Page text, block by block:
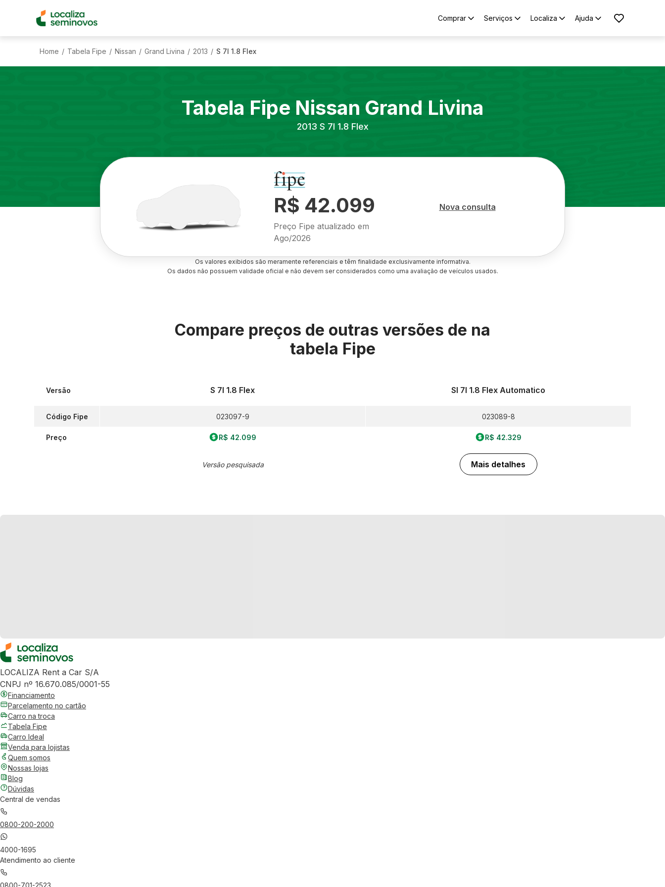
Comprar Serviços Localiza Ajuda
Home / Tabela Fipe / Nissan / Grand Livina / 2013 / S 7l 1.8 Flex
Tabela Fipe Nissan Grand Livina
2013 S 7l 1.8 Flex
R$ 42.099
Preço Fipe atualizado em
Ago/2026
Nova consulta
Os valores exibidos são meramente referenciais e têm finalidade exclusivamente informativa.
Os dados não possuem validade oficial e não devem ser considerados como uma avaliação de veículos usados.
Compare preços de outras versões de na
tabela Fipe
Versão
Código Fipe
Preço
S 7l 1.8 Flex
023097-9
R$ 42.099
Versão pesquisada
Sl 7l 1.8 Flex Automatico
023089-8
R$ 42.329
Mais detalhes
LOCALIZA Rent a Car S/A
CNPJ nº 16.670.085/0001-55
Financiamento
Parcelamento no cartão
Carro na troca
Tabela Fipe
Carro Ideal
Venda para lojistas
Quem somos
Nossas lojas
Blog
Dúvidas
Central de vendas
0800-200-2000
4000-1695
Atendimento ao cliente
0800-701-2523